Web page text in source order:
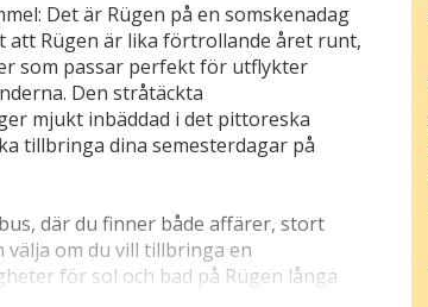
Det är Rügen på en somskenadag
att Rügen är lika förtrollande året runt,
som passar perfekt för utflykter
Den stråtäckta
mjukt inbäddad i det pittoreska
tillbringa dina semesterdagar på
där du finner både affärer, stort
välja om du vill tillbringa en
för sol och bad på Rügen långa